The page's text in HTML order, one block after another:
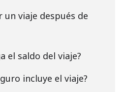
un viaje después de
el saldo del viaje?
incluye el viaje?